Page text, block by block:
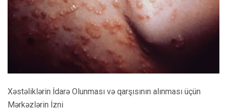
Xəstəliklərin İdarə Olunması və qarşısının alınması üçün
Mərkəzlərin İzni